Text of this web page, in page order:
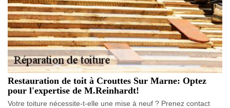
Restauration de toit à Crouttes Sur Marne: Optez
pour l'expertise de M.Reinhardt!
Votre toiture nécessite-t-elle une mise à neuf ? Prenez contact